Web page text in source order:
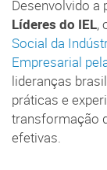
Desenvolvido a
Líderes do IEL,
Social da
Empresarial
lideranças
práticas e
transformação
efetivas.